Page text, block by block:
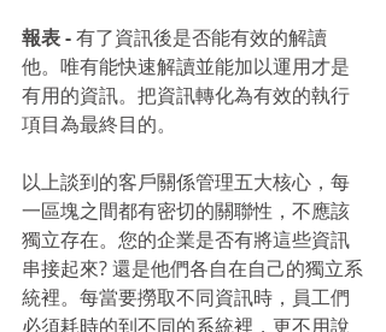
報表 - 有了資訊後是否能有效的解讀
他。唯有能快速解讀並能加以運用才是
有用的資訊。把資訊轉化為有效的執行
項目為最終目的。
以上談到的客戶關係管理五大核心，每
一區塊之間都有密切的關聯性，不應該
獨立存在。您的企業是否有將這些資訊
串接起來? 還是他們各自在自己的獨立系
統裡。每當要撈取不同資訊時，員工們
必須耗時的到不同的系統裡，更不用說